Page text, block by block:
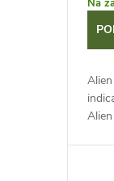
d
l
Na